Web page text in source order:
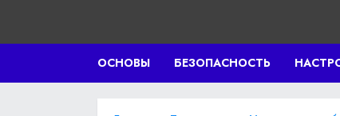
ОСНОВЫ БЕЗОПАСНОСТЬ